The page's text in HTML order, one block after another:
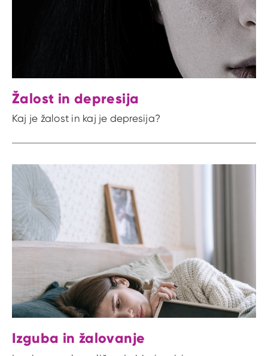
Žalost in depresija
Kaj je žalost in kaj je depresija?
Izguba in žalovanje